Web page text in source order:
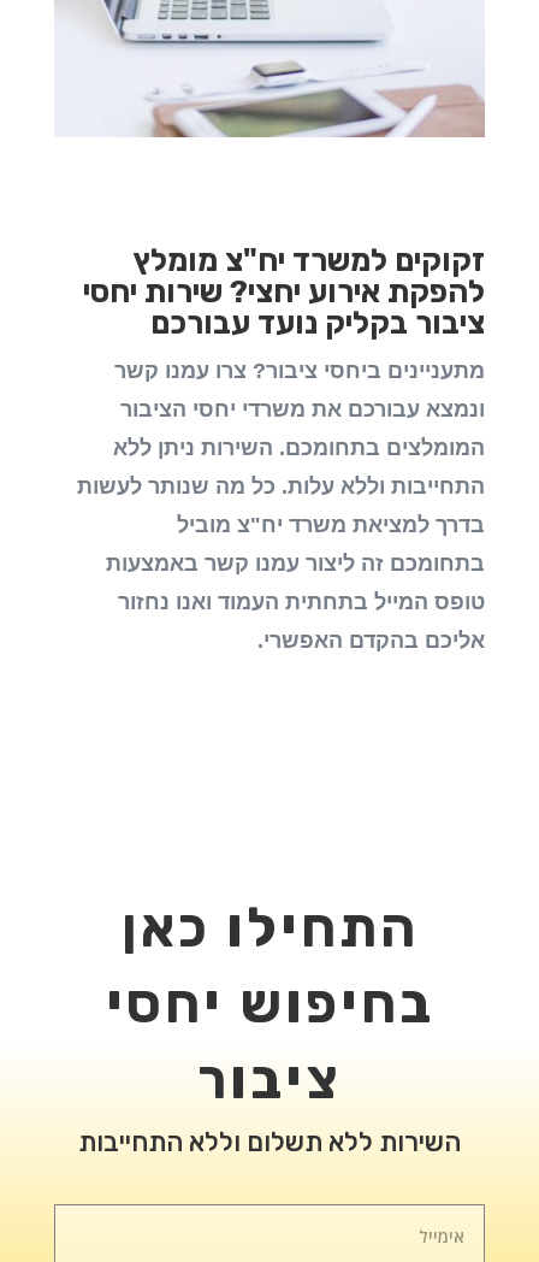
זקוקים למשרד יח"צ מומלץ
להפקת אירוע יחצי? שירות יחסי
ציבור בקליק נועד עבורכם
מתעניינים ביחסי ציבור? צרו עמנו קשר
ונמצא עבורכם את משרדי יחסי הציבור
המומלצים בתחומכם. השירות ניתן ללא
התחייבות וללא עלות. כל מה שנותר לעשות
בדרך למציאת משרד יח"צ מוביל
בתחומכם זה ליצור עמנו קשר באמצעות
טופס המייל בתחתית העמוד ואנו נחזור
אליכם בהקדם האפשרי.
התחילו כאן
בחיפוש יחסי
ציבור
השירות ללא תשלום וללא התחייבות